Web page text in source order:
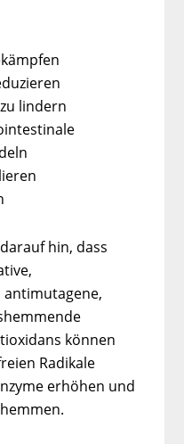
lindern
hin, dass
können
Radikale
erhöhen und